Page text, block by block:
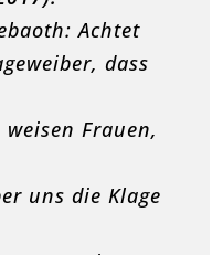
Achtet
dass
Frauen,
uns die Klage